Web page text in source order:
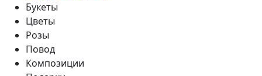
Букеты
Цветы
Розы
Повод
Композиции